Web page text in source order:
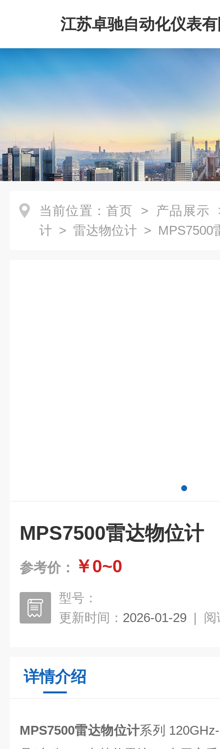
江苏卓驰自动化仪表
当前位置： 首页 > 产品展示
计 > 雷达物位计 > MPS7500
MPS7500雷达物位计
参考价： ￥0~0
型号：
更新时间： 2026-01-29 | 阅
详情介绍
MPS7500雷达物位计系列